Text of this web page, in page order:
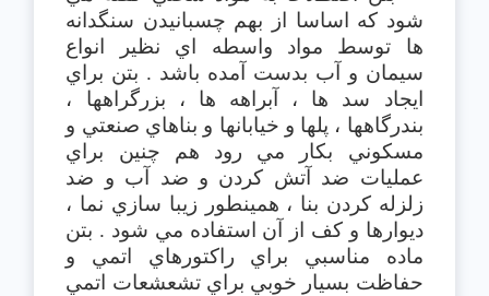
شود كه اساسا از بهم چسبانيدن سنگدانه
ها توسط مواد واسطه اي نظير انواع
سيمان و آب بدست آمده باشد . بتن براي
ايجاد سد ها ، آبراهه ها ، بزرگراهها ،
بندرگاهها ، پلها و خيابانها و بناهاي صنعتي و
مسكوني بكار مي رود هم چنين براي
عمليات ضد آتش كردن و ضد آب و ضد
زلزله كردن بنا ، همينطور زيبا سازي نما ،
ديوارها و كف از آن استفاده مي شود . بتن
ماده مناسبي براي راكتورهاي اتمي و
حفاظت بسيار خوبي براي تشعشعات اتمي